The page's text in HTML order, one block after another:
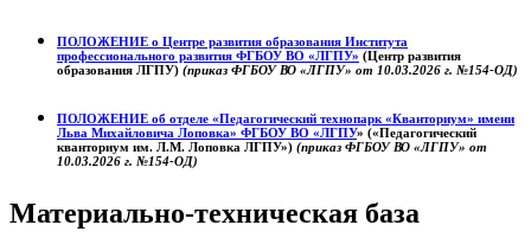
ПОЛОЖЕНИЕ о Центре развития образования Института
профессионального развития ФГБОУ ВО «ЛГПУ» (Центр развития
образования ЛГПУ) (приказ ФГБОУ ВО «ЛГПУ» от 10.03.2026 г. №154-ОД)
ПОЛОЖЕНИЕ об отделе «Педагогический технопарк «Кванториум» имени
Льва Михайловича Лоповка» ФГБОУ ВО «ЛГПУ» («Педагогический
кванториум им. Л.М. Лоповка ЛГПУ») (приказ ФГБОУ ВО «ЛГПУ» от
10.03.2026 г. №154-ОД)
Материально-техническая база